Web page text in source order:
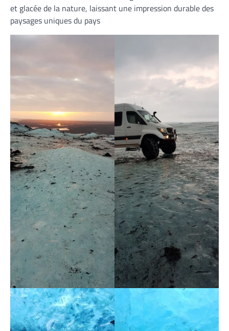
et glacée de la nature, laissant une impression durable des
paysages uniques du pays